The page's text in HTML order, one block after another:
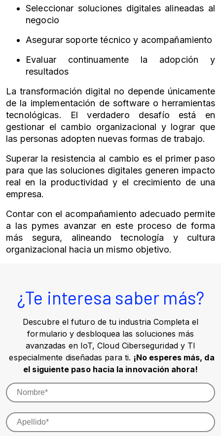
Seleccionar soluciones digitales alineadas al
negocio
Asegurar soporte técnico y acompañamiento
Evaluar continuamente la adopción y
resultados
La transformación digital no depende únicamente
de la implementación de software o herramientas
tecnológicas. El verdadero desafío está en
gestionar el cambio organizacional y lograr que
las personas adopten nuevas formas de trabajo.
Superar la resistencia al cambio es el primer paso
para que las soluciones digitales generen impacto
real en la productividad y el crecimiento de una
empresa.
Contar con el acompañamiento adecuado permite
a las pymes avanzar en este proceso de forma
más segura, alineando tecnología y cultura
organizacional hacia un mismo objetivo.
¿Te interesa saber más?
Descubre el futuro de tu industria Completa el
formulario y desbloquea las soluciones más
avanzadas en IoT, Cloud Ciberseguridad y TI
especialmente diseñadas para ti. ¡No esperes más, da
el siguiente paso hacia la innovación ahora!